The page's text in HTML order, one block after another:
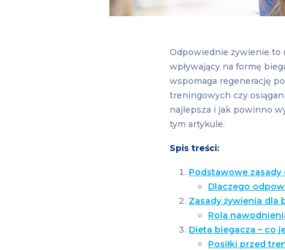
Odpowiednie żywienie to
wpływający na formę
wspomaga regenerację
treningowych czy
najlepsza i jak powinno
tym artykule.
Spis treści:
Podstawowe zasady
Dlaczego
Zasady żywienia dla
Rola
Dieta biegacza – co
Posiłki przed